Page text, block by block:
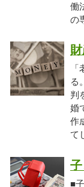
働
の
る
判
婚
作
て
■